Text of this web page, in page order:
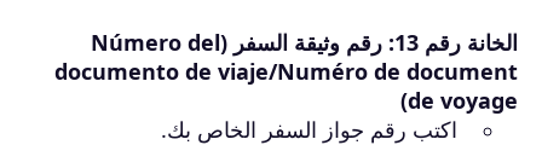
الخانة رقم 13: رقم وثيقة السفر (Número del
documento de viaje/Numéro de document
de voyage)
اكتب رقم جواز السفر الخاص بك.